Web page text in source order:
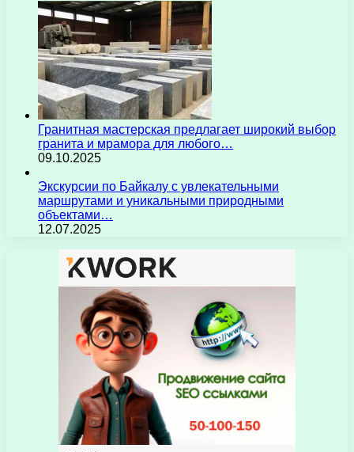
Гранитная мастерская предлагает широкий выбор
гранита и мрамора для любого…
09.10.2025
Экскурсии по Байкалу с увлекательными
маршрутами и уникальными природными
объектами…
12.07.2025